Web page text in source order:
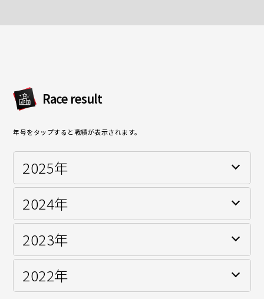
Race result
年号をタップすると戦績が表示されます。
2025年
FCR-VITA KYOJOクラス(AIWIN箱入娘VITA)
S耐チャレンジ SC-Yクラス(AutoLabo Girl’s 素ヤリス)
2024年
JAF公式戦 JOY耐チャレンジ クラス優勝
MEC120 Ama-Amaクラス スポット参戦
2023年
もてぎチャンピオングランプリ Vitz クラス2位
2022年